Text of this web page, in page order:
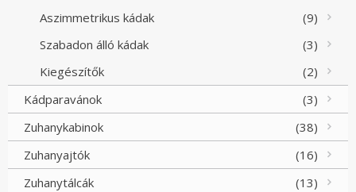
Aszimmetrikus kádak
(9)
Szabadon álló kádak
(3)
Kiegészítők
(2)
Kádparavánok
(3)
Zuhanykabinok
(38)
Zuhanyajtók
(16)
Zuhanytálcák
(13)